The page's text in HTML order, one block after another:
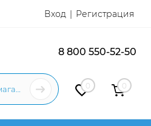
Вход Регистрация
8 800 550-52-50
0 0